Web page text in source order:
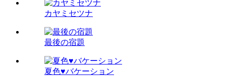
カヤミセツナ
最後の宿題
夏色♥バケーション